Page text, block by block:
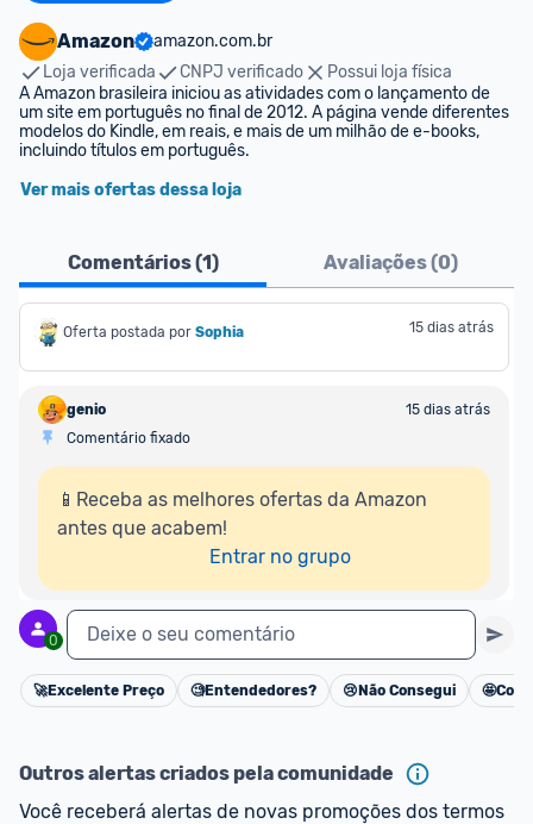
Amazon
amazon.com.br
Loja verificada
CNPJ verificado
Possui loja física
A Amazon brasileira iniciou as atividades com o lançamento de
um site em português no final de 2012. A página vende diferentes
modelos do Kindle, em reais, e mais de um milhão de e-books,
incluindo títulos em português.
Ver mais ofertas dessa loja
Comentários (1) Avaliações (0)
Oferta postada por Sophia 15 dias atrás
genio
15 dias atrás
Comentário fixado
📱Receba as melhores ofertas da Amazon
antes que acabem!
Entrar no grupo
0 Deixe o seu comentário
Cancelar
🚀Excelente Preço 🧐Entendedores? 😢 Não Consegui 🤩
Outros alertas criados pela comunidade
Você receberá alertas de novas promoções dos termos